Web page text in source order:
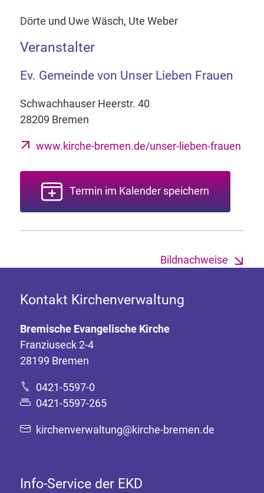
Dörte und Uwe Wäsch, Ute Weber
Veranstalter
Ev. Gemeinde von Unser Lieben Frauen
Schwachhauser Heerstr. 40
28209 Bremen
www.kirche-bremen.de/unser-lieben-frauen
Termin im Kalender speichern
Bildnachweise
Kontakt Kirchenverwaltung
Bremische Evangelische Kirche
Franziuseck 2-4
28199 Bremen
0421-5597-0
0421-5597-265
kirchenverwaltung@kirche-bremen.de
Info-Service der EKD